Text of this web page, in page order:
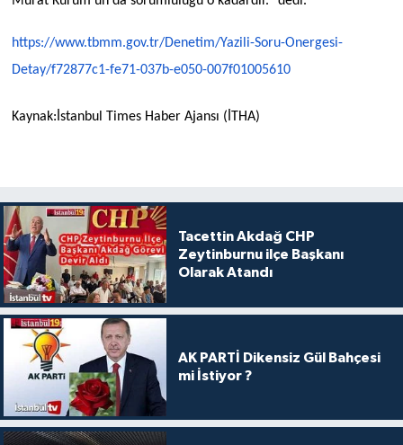
https://www.tbmm.gov.tr/Denetim/Yazili-Soru-Onergesi-
Detay/f72877c1-fe71-037b-e050-007f01005610
Kaynak:İstanbul Times Haber Ajansı (İTHA)
Tacettin Akdağ CHP
Zeytinburnu ilçe Başkanı
Olarak Atandı
AK PARTİ Dikensiz Gül Bahçesi
mi İstiyor ?